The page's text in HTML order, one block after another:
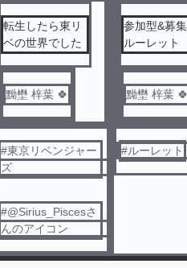
転生したら東リ
ベの世界でした
黝壄 梓葉 🍀
#東京リベンジャー
ズ
#@Sirius_Piscesさ
んのアイコン
参加型&募
ルーレット
黝壄 梓葉
#ルーレット